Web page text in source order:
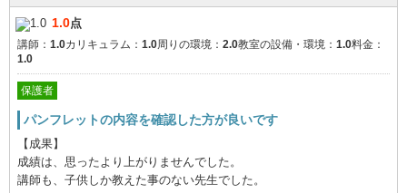
1.0点
講師： 1.0カリキュラム： 1.0周りの環境： 2.0教室の設備・環境： 1.0料金：
1.0
保護者
パンフレットの内容を確認した方が良いです
【成果】
成績は、思ったより上がりませんでした。
講師も、子供しか教えた事のない先生でした。